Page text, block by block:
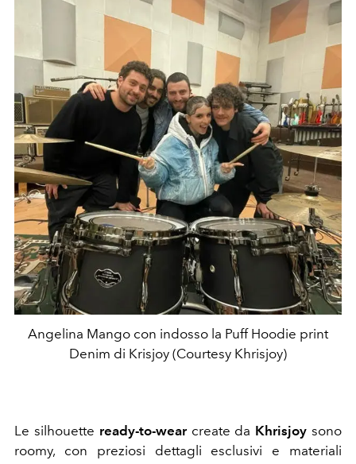
Angelina Mango con indosso la Puff Hoodie print
Denim di Krisjoy (Courtesy Khrisjoy)
Le silhouette ready-to-wearcreate da Khrisjoy sono
roomy, con preziosi dettagli esclusivi e materiali